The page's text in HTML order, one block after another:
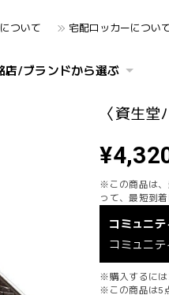
ついて 宅配ロッカーについ
店/ブランドから選ぶ
〈資生
※この商品は、
って、最短到
コミュニテ
コミュニテ
※購入するには
※この商品は5